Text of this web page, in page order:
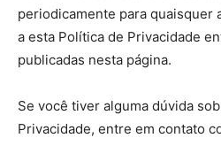
periodicamente para quaisquer
a esta Política de Privacidade
publicadas nesta página.
Se você tiver alguma dúvida
Privacidade, entre em contato